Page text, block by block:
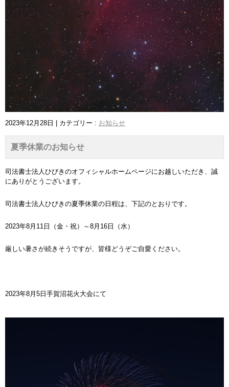
2023年12月28日 カテゴリー : お知らせ
夏季休業のお知らせ
司法書士法人ひびきのオフィシャルホームページにお越しいただき、誠
にありがとうございます。
司法書士法人ひびきの夏季休業の日程は、下記のとおりです。
2023年8月11日（金・祝）～8月16日（水）
厳しい暑さが続きそうですが、皆様どうぞご自愛ください。
2023年8月5日手賀沼花火大会にて